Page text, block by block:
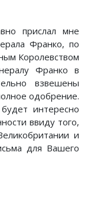
прислал мне
Франко, по
Королевством
Франко в
взвешены
одобрение.
интересно
ввиду того,
и
для Вашего